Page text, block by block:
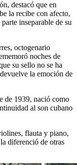
destacó que en
la recibe con afecto,
inseparable de su
octogenario
noches de
su sello no se ha
la emoción de
de 1939, nació como
al son cubano
flauta y piano,
diferenció de otras